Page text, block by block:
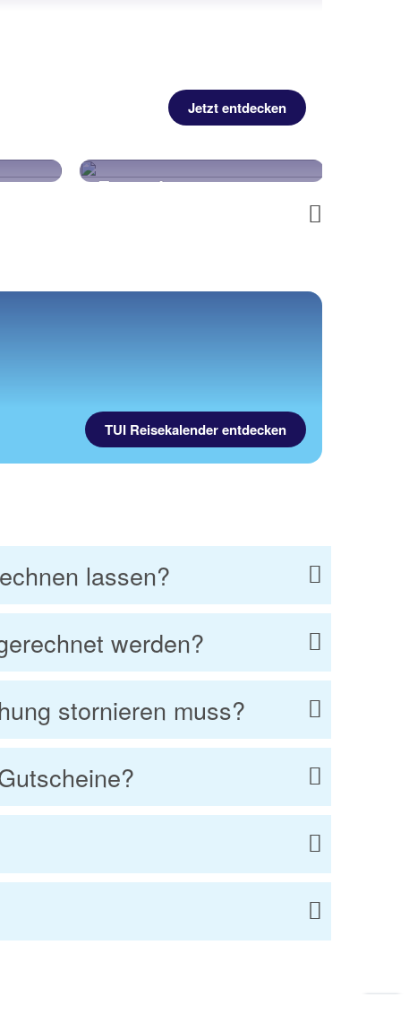
Jetzt entdecken
Städtereisen
TUI Reisekalender entdecken
lassen?
werden?
stornieren muss?